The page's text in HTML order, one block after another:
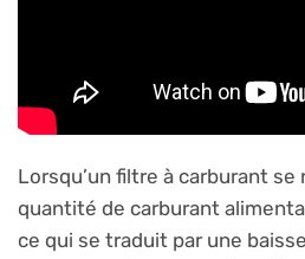
Lorsqu’un filtre à carburant
quantité de carburant
ce qui se traduit par une